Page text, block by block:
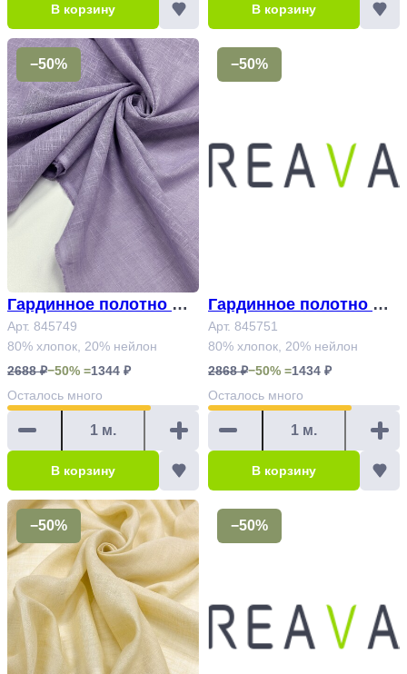
В корзину В корзину
−50%
Гардинное полотно Ар
т.845749
Арт. 845749
80% хлопок, 20% нейлон
2688 ₽−50% =1344 ₽
Осталось много
В корзину
−50%
Гардинное полотно Ар
т.845751
Арт. 845751
80% хлопок, 20% нейлон
2868 ₽−50% =1434 ₽
Осталось много
В корзину
−50% −50%